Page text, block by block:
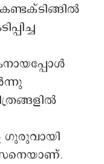
ഗുരുവായി